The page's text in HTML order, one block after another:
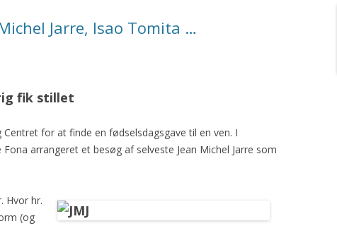
Jarre, Isao Tomita …
fik stillet
for at finde en fødselsdagsgave til en ven. I
arrangeret et besøg af selveste Jean Michel Jarre som
Hvor hr.
(og